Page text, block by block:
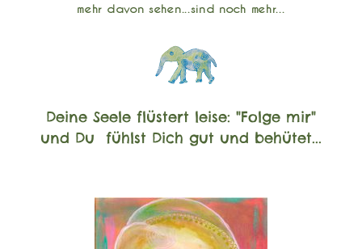
mehr davon sehen...sind noch mehr...
Deine Seele flüstert leise: "Folge mir"
und Du fühlst Dich gut und behütet...